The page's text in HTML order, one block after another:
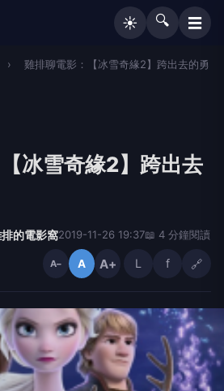
☀️ 🔍 ☰
›
雞排聊電影：【冰雪奇緣2】跨出去的勇
冰雪奇緣2】跨出去
的電影窩2019-11-26 19:37📖 4 分鐘閱讀
A− A A+ L f 🔗